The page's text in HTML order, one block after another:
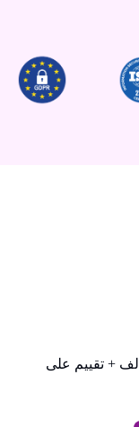
تم التقييم 4.6 / 5 بناء على 16 ألف + تقييم على Google